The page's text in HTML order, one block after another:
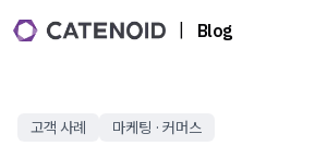
Blog
고객 사례 마케팅 · 커머스